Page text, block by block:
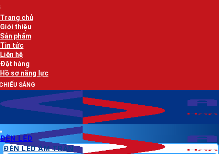
Bỏ
qua
nội
dung
Trang chủ
Giới thiệu
Sản phẩm
Tin tức
Liên hệ
Đặt hàng
Hồ sơ năng lực
ĐÈN LED
ĐÈN LED ÂM TRẦN